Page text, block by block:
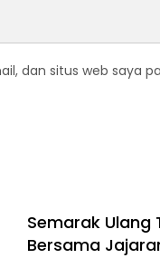
dan situs web saya
Semarak Ulang
Bersama